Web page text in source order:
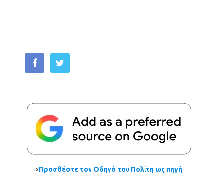
«Προσθέστε τον Οδηγό του Πολίτη ως πηγή